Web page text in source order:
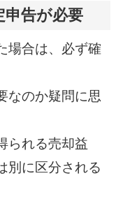
申告が必要
場合は、必ず確
なのか疑問に思
られる売却益
別に区分される